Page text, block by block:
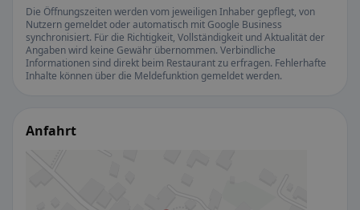
Die Öffnungszeiten werden vom jeweiligen Inhaber gepflegt, von
Nutzern gemeldet oder automatisch mit Google Business
synchronisiert. Für die Richtigkeit, Vollständigkeit und Aktualität der
Angaben wird keine Gewähr übernommen. Verbindliche
Informationen sind direkt beim Restaurant zu erfragen. Fehlerhafte
Inhalte können über die Meldefunktion gemeldet werden.
Anfahrt